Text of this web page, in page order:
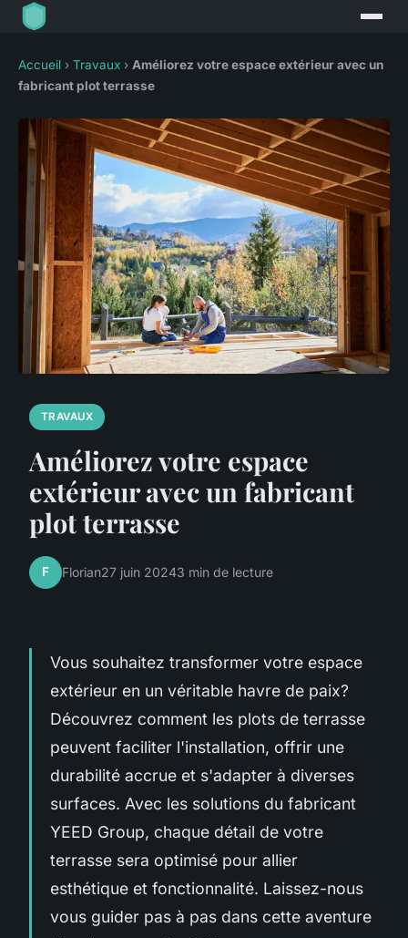
Accueil › Travaux › Améliorez votre espace extérieur avec un
fabricant plot terrasse
TRAVAUX
Améliorez votre espace
extérieur avec un fabricant
plot terrasse
F Florian27 juin 20243 min de lecture
Vous souhaitez transformer votre espace
extérieur en un véritable havre de paix?
Découvrez comment les plots de terrasse
peuvent faciliter l'installation, offrir une
durabilité accrue et s'adapter à diverses
surfaces. Avec les solutions du fabricant
YEED Group, chaque détail de votre
terrasse sera optimisé pour allier
esthétique et fonctionnalité. Laissez-nous
vous guider pas à pas dans cette aventure